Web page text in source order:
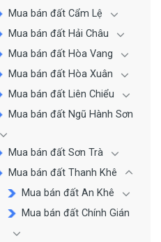
Mua bán đất Cẩm Lệ
Mua bán đất Hải Châu
Mua bán đất Hòa Vang
Mua bán đất Hòa Xuân
Mua bán đất Liên Chiểu
Mua bán đất Ngũ Hành Sơn
Mua bán đất Sơn Trà
Mua bán đất Thanh Khê
Mua bán đất An Khê
Mua bán đất Chính Gián